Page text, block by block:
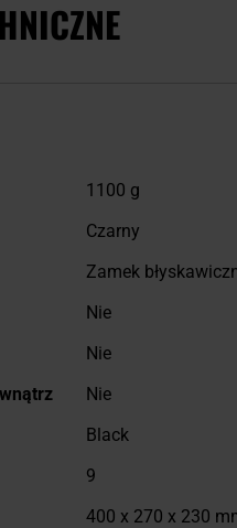
1100 g
Czarny
Zamek
Nie
Nie
Nie
Black
9
400 x 270 x 230